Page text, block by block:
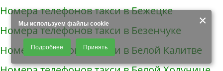
×
Мы используем файлы cookie
Продолжая использовать наш сайт, Вы даете согласие на обработку
файлов - COOKIES, пользовательских данных (файлы-cookies, IP-адрес,
данные об идентификаторе браузера, дата и время осуществления
доступа к сайту, история поисковых запросов) для сбора аналитической и
Подробнее Принять
Номера телефонов такси в Бежецке
Номера телефонов такси в Безенчуке
Номера телефонов такси в Белой Калитве